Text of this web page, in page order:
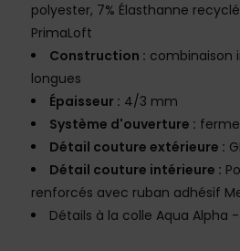
polyester, 7% Élasthanne
PrimaLoft
Construction : combinaison
longues
Épaisseur : 4/3 mm
Système d'ouverture :
Détail couture extérieure :
Détail couture intérieure :
renforcés avec ruban adhésif
Détails à la colle Aqua Alpha